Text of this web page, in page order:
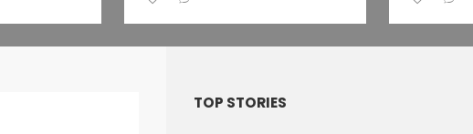
TOP STORIES